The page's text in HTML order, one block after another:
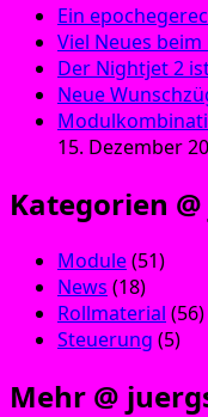
Ein
Viel Neues
Der Nightjet 2
Neue
15. Dezember
Kategorien
Module(51)
News (18)
Rollmaterial (56)
Steuerung (5)
Mehr @